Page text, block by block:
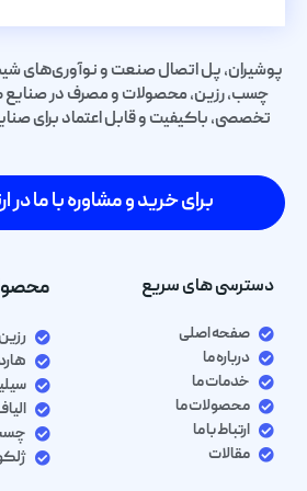
پوشیران، پل اتصال صنعت و نوآوری‌های
چسب، رزین، محصولات و مصرف در صنایع
تخصصی، باکیفیت و قابل اعتماد برای
برای خرید و مشاوره با ما در
دسترسی های سریع
صفحه اصلی
درباره ما
خدمات ما
محصولات ما
ارتباط با ما
مقالات
رزین